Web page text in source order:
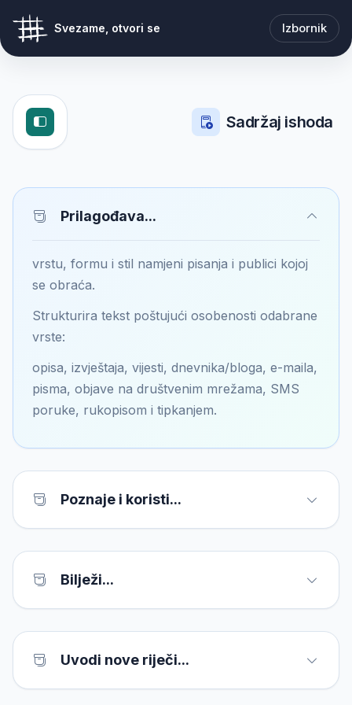
Svezame, otvori se Izbornik
Sadržaj ishoda
Prilagođava...
vrstu, formu i stil namjeni pisanja i publici kojoj
se obraća.
Strukturira tekst poštujući osobenosti odabrane
vrste:
opisa, izvještaja, vijesti, dnevnika/bloga, e-maila,
pisma, objave na društvenim mrežama, SMS
poruke, rukopisom i tipkanjem.
Poznaje i koristi...
Bilježi...
Uvodi nove riječi...